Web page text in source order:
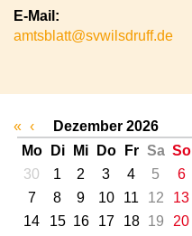
E-Mail:
amtsblatt@svwilsdruff.de
« ‹
Dezember 2026
Mo
Di Mi Do Fr Sa So
30
1 2 3 4 5
6
7
8 9 10 11 12
13
14
15 16 17 18 19
20